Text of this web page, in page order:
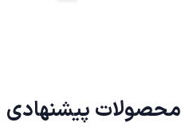
محصولات پیشنهادی